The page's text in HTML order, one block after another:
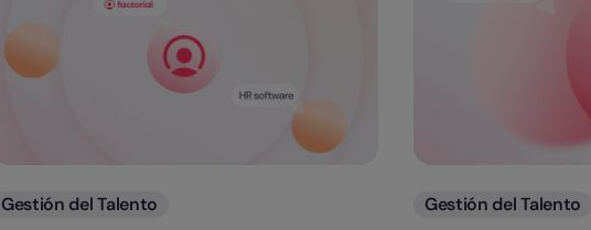
Categorias
Gestión del Talento Categorias
Gestión del Talento